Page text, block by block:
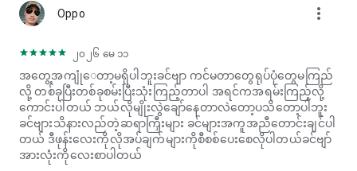
Oppo more_vert
၂၀၂၆ မေ ၁၁
အတွေ့အကျုံ​ေတာ့မရှိပါဘူးခင်ဗျာ ကင်မတာတွေရုပ်ပုံတွေမကြည်
လို့ တစ်ခုပြီးတစ်ခုစမ်းပြီးသုံးကြည့်တာပါ အရင်ကအရမ်းကြည့်လို့
ကောင်းပါတယ် ဘယ်လိုမျိုးလွဲချော်နေတာလဲတော့ပသိတော့ပါဘူး
ခင်ဗျားသိနားလည်တဲ့ဆရာကြှီးများ ခင်များအကူအညီတောင်းချင်ပါ
တယ် ဒီဖုန်းလေးကိုလိုအပ်ချက်များကိုစီစစ်ပေးစေလိုပါတယ်ခင်ဗျာ်
အားလုံးကိုလေးစာပါတယ်